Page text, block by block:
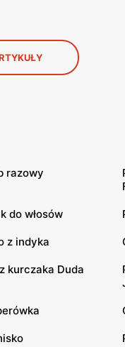
razowy
do włosów
z indyka
kurczaka Duda